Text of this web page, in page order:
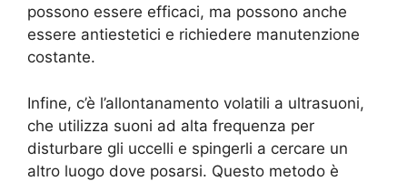
possono essere efficaci, ma possono anche
essere antiestetici e richiedere manutenzione
costante.
Infine, c’è l’allontanamento volatili a ultrasuoni,
che utilizza suoni ad alta frequenza per
disturbare gli uccelli e spingerli a cercare un
altro luogo dove posarsi. Questo metodo è